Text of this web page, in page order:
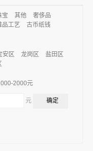
宝 其他
奢侈品
品工艺
古币纸钱
安区 龙岗区
盐田区
2000元
元